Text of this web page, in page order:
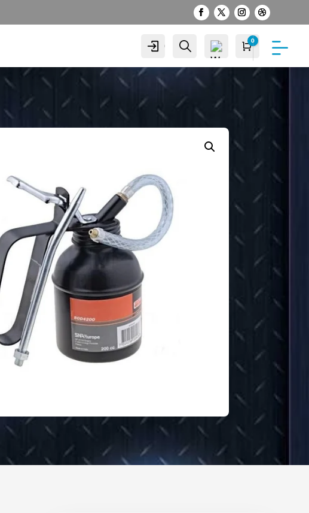
Cuenta Buscar Carro
0 S/0.00